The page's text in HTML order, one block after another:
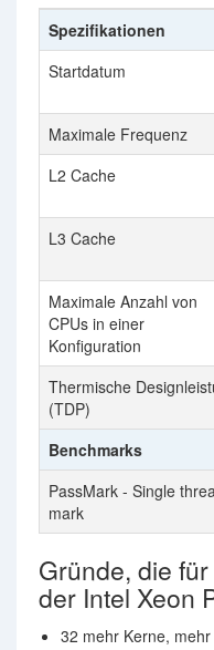
Spezifikationen
Startdatum
Maximale Frequenz
L2 Cache
L3 Cache
Maximale Anzahl von
CPUs in einer
Konfiguration
Thermische
(TDP)
Benchmarks
PassMark - Single
mark
Gründe, die
der Intel Xeon
32 mehr Kerne,